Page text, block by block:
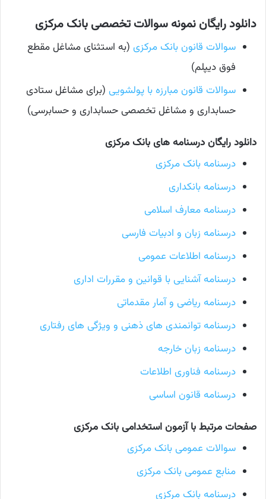
دانلود رایگان نمونه سوالات تخصصی بانک مرکزی
سوالات قانون بانک مرکزی (به استثنای مشاغل مقطع
فوق دیپلم)
سوالات قانون مبارزه با پولشویی (برای مشاغل ستادی
حسابداری و مشاغل تخصصی حسابداری و حسابرسی)
دانلود رایگان درسنامه های بانک مرکزی
درسنامه بانک مرکزی
درسنامه بانکداری
درسنامه معارف اسلامی
درسنامه زبان و ادبیات فارسی
درسنامه اطلاعات عمومی
درسنامه آشنایی با قوانین و مقررات اداری
درسنامه ریاضی و آمار مقدماتی
درسنامه توانمندی های ذهنی و ویژگی های رفتاری
درسنامه زبان خارجه
درسنامه فناوری اطلاعات
درسنامه قانون اساسی
صفحات مرتبط با آزمون استخدامی بانک مرکزی
سوالات عمومی بانک مرکزی
منابع عمومی بانک مرکزی
درسنامه بانک مرکزی